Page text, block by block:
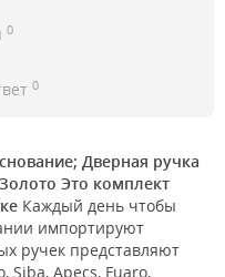
0
0
Дверная ручка
Это комплект
Каждый день чтобы
импортируют
ручек представляют
Siba, Apecs, Fuaro,